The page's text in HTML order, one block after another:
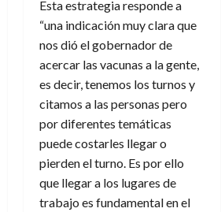
Esta estrategia responde a
“una indicación muy clara que
nos dió el gobernador de
acercar las vacunas a la gente,
es decir, tenemos los turnos y
citamos a las personas pero
por diferentes temáticas
puede costarles llegar o
pierden el turno. Es por ello
que llegar a los lugares de
trabajo es fundamental en el